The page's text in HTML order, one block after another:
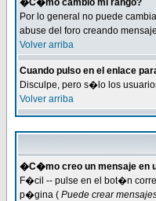
�C�mo cambio mi rango?
Por lo general no puede
abuse del foro creando
Volver arriba
Cuando pulso en el enlace
Disculpe, pero s�lo los
Volver arriba
�C�mo creo un mensaje en
F�cil -- pulse en el bot�n
p�gina ( Puede crear